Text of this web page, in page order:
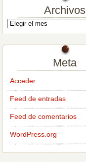
Archivos
Meta
Acceder
Feed de entradas
Feed de comentarios
WordPress.org